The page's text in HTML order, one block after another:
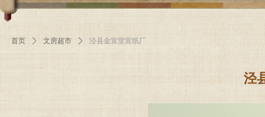
首页 ꄲ 文房超市 ꄲ 泾县金宣堂宣纸厂
泾